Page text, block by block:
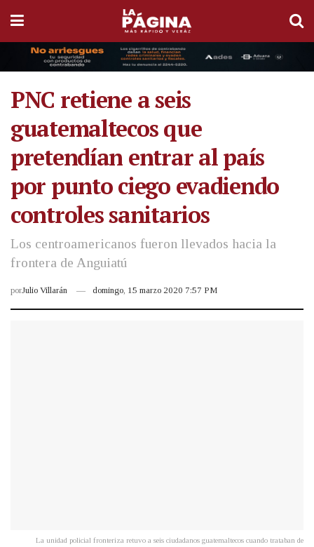
PNC retiene a seis
guatemaltecos que
pretendían entrar al país
por punto ciego evadiendo
controles sanitarios
Los centroamericanos fueron llevados hacia la
frontera de Anguiatú
porJulio Villarán domingo, 15 marzo 2020 7:57 PM
La unidad policial fronteriza retuvo a seis ciudadanos guatemaltecos cuando trataban de